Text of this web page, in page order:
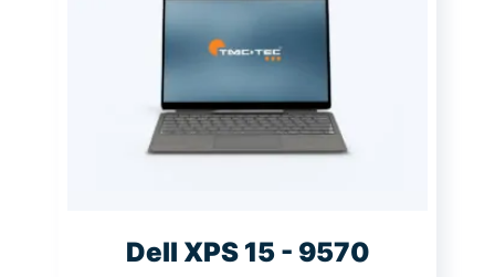
Dell XPS 15 - 9570